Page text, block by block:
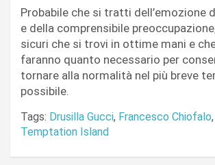
Probabile che si tratti dell’emozione
e della comprensibile
sicuri che si trovi in ottime mani e
faranno quanto necessario per
tornare alla normalità nel più breve
possibile.
Tags: Drusilla Gucci, Francesco Chiofalo,
Temptation Island